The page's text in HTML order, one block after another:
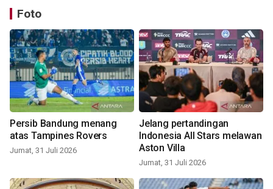
Foto
Persib Bandung menang
atas Tampines Rovers
Jumat, 31 Juli 2026
Jelang pertandingan
Indonesia All Stars melawan
Aston Villa
Jumat, 31 Juli 2026